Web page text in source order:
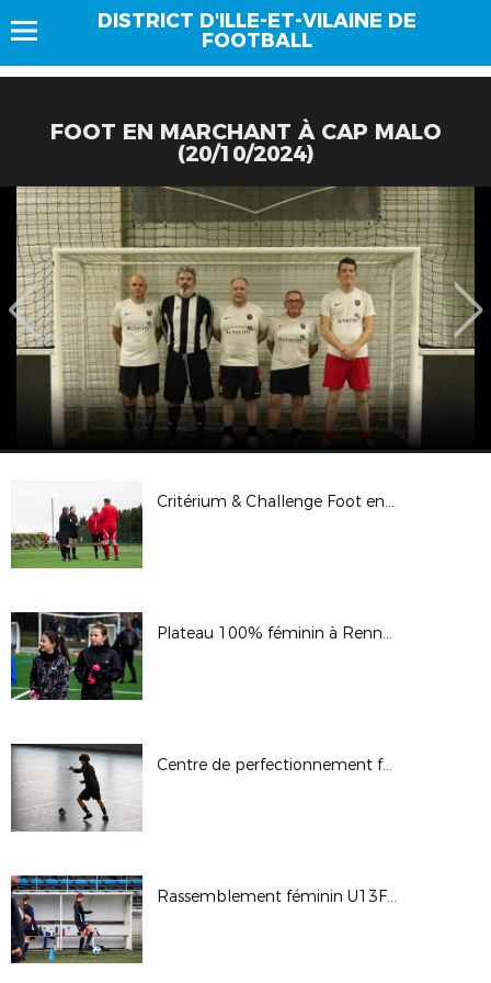
DISTRICT D'ILLE-ET-VILAINE DE
FOOTBALL
FOOT EN MARCHANT À CAP MALO
(20/10/2024)
Critérium & Challenge Foot en Marchant à Vern (30/03/25)
Plateau 100% féminin à Rennes (16/02/2025)
Centre de perfectionnement futsal à Ker Lann (19/02/25)
Rassemblement féminin U13F-U14F à Noyal-Châtillon(18-19/02/25)